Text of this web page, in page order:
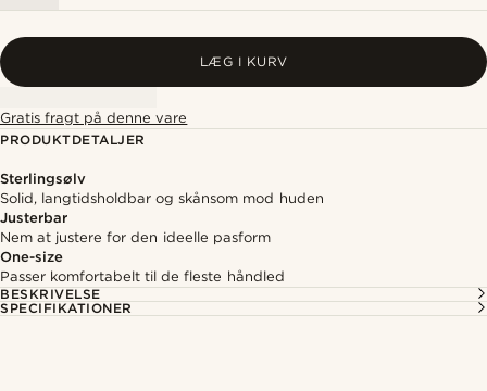
LÆG I KURV
Gratis fragt på denne vare
PRODUKTDETALJER
Sterlingsølv
Solid, langtidsholdbar og skånsom mod huden
Justerbar
Nem at justere for den ideelle pasform
One-size
Passer komfortabelt til de fleste håndled
BESKRIVELSE
SPECIFIKATIONER